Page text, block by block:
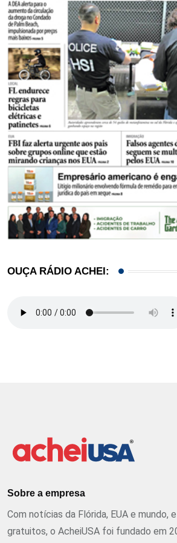
OUÇA RÁDIO ACHEI:
Sobre a empresa
Com notícias da Flórida, EUA e mundo,
gratuitos, o AcheiUSA foi fundado em